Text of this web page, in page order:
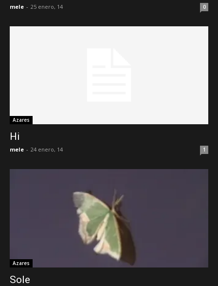
mele - 25 enero, 14 0
Azares
Hi
mele - 24 enero, 14 1
Azares
Sole